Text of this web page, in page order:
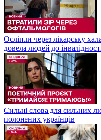
Осліпли через лікарську
довела людей до інвалідності
Сильні слова для сильних
полонених українців